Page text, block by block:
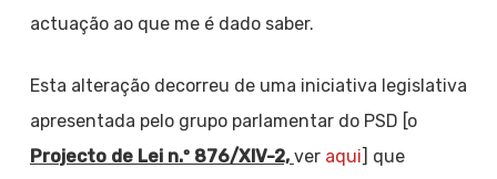
actuação ao que me é dado saber.
Esta alteração decorreu de uma iniciativa legislativa
apresentada pelo grupo parlamentar do PSD [o
Projecto de Lei n.º 876/XIV-2, ver aqui] que